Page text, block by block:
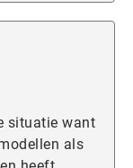
situatie want
als